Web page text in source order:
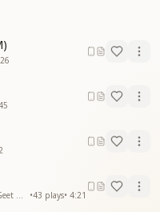
अभिमान
अभिमान
है
है
है
है
है
है
•43 plays• 4:21